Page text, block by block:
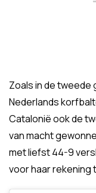
Zoals in de tweede
Nederlands
Catalonië ook de
van macht
met liefst 44-9
voor haar